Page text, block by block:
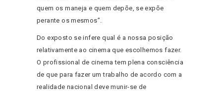
quem os maneja e quem depõe, se expõe
perante os mesmos”.
Do exposto se infere qual é a nossa posição
relativamente ao cinema que escolhemos fazer.
O profissional de cinema tem plena consciência
de que para fazer um trabalho de acordo com a
realidade nacional deve munir-se de